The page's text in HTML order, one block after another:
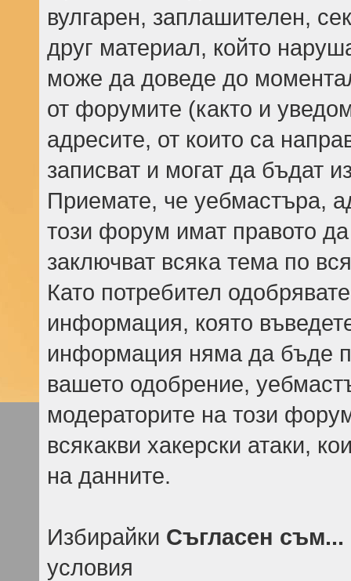
вулгарен, заплашителен,
друг материал, който
може да доведе до
от форумите (както и
адресите, от които са
записват и могат да бъдат
Приемате, че уебмастъра,
този форум имат правото
заключват всяка тема по
Като потребител
информация, която
информация няма да бъде
вашето одобрение,
модераторите на този
всякакви хакерски атаки,
на данните.
Избирайки Съгласен съм...
условия